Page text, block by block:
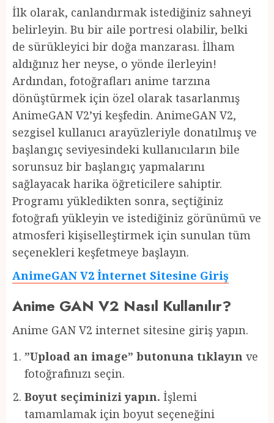
İlk olarak, canlandırmak istediğiniz sahneyi
belirleyin. Bu bir aile portresi olabilir, belki
de sürükleyici bir doğa manzarası. İlham
aldığınız her neyse, o yönde ilerleyin!
Ardından, fotoğrafları anime tarzına
dönüştürmek için özel olarak tasarlanmış
AnimeGAN V2’yi keşfedin. AnimeGAN V2,
sezgisel kullanıcı arayüzleriyle donatılmış ve
başlangıç ​​seviyesindeki kullanıcıların bile
sorunsuz bir başlangıç yapmalarını
sağlayacak harika öğreticilere sahiptir.
Programı yükledikten sonra, seçtiğiniz
fotoğrafı yükleyin ve istediğiniz görünümü ve
atmosferi kişiselleştirmek için sunulan tüm
seçenekleri keşfetmeye başlayın.
AnimeGAN V2 İnternet Sitesine Giriş
Anime GAN V2 Nasıl Kullanılır?
Anime GAN V2 internet sitesine giriş yapın.
”Upload an image” butonuna tıklayın ve
fotoğrafınızı seçin.
Boyut seçiminizi yapın. İşlemi
tamamlamak için boyut seçeneğini